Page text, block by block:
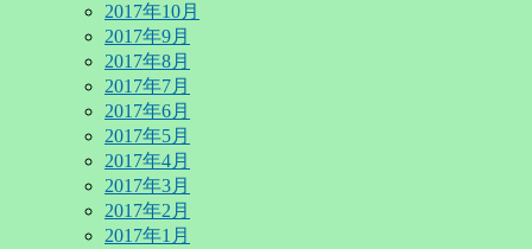
2017年10月
2017年9月
2017年8月
2017年7月
2017年6月
2017年5月
2017年4月
2017年3月
2017年2月
2017年1月